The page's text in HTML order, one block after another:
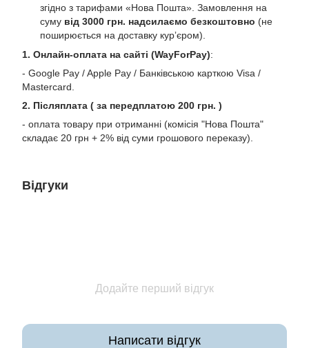
згідно з тарифами «Нова Пошта». Замовлення на
суму від 3000 грн. надсилаємо безкоштовно (не
поширюється на доставку курʼєром).
1. Онлайн-оплата на сайті (WayForPay):
- Google Pay / Apple Pay / Банківською карткою Visa /
Mastercard.
2. Післяплата ( за передплатою 200 грн. )
- оплата товару при отриманні (комісія "Нова Пошта"
складає 20 грн + 2% від суми грошового переказу).
Відгуки
Додайте перший відгук
Написати відгук